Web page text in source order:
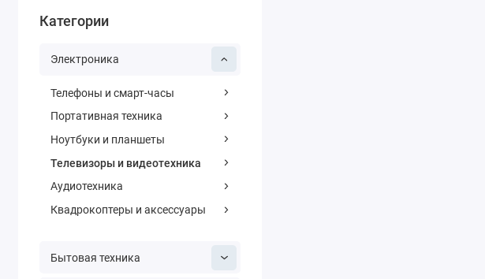
Категории
Электроника
Телефоны и смарт-часы
Портативная техника
Ноутбуки и планшеты
Телевизоры и видеотехника
Аудиотехника
Квадрокоптеры и аксессуары
Бытовая техника